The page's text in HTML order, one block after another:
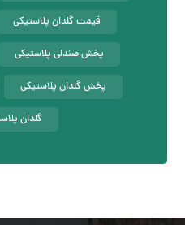
قیمت گلدان پلاستیکی
پخش صندلی پلاستیکی
پخش گلدان پلاستیکی
گلدان